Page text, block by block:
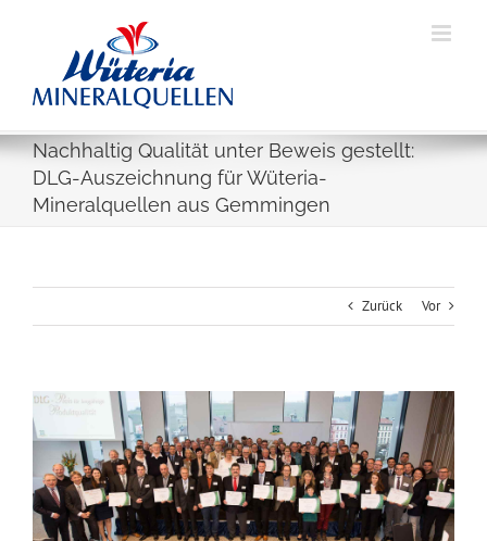
Nachhaltig Qualität unter Beweis gestellt:
DLG-Auszeichnung für Wüteria-
Mineralquellen aus Gemmingen
Zurück Vor
Zeige
grösseres
Bild